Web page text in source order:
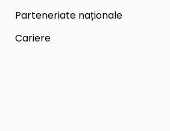
Parteneriate naționale
Cariere